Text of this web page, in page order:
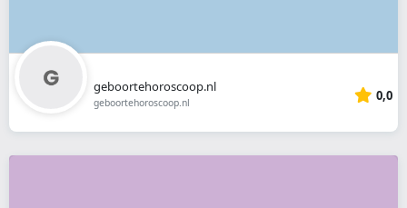
geboortehoroscoop.nl
geboortehoroscoop.nl 0,0